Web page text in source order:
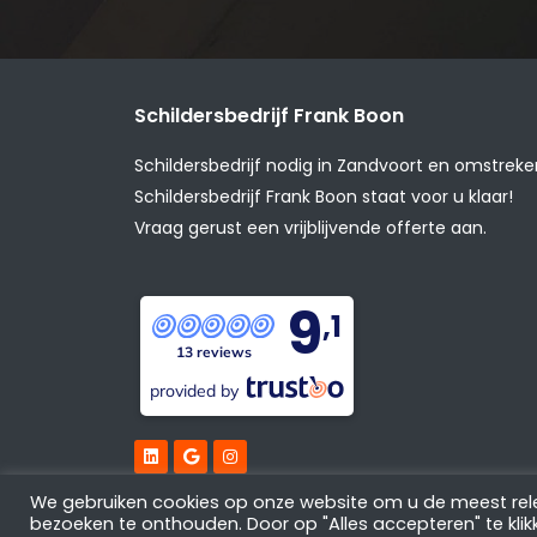
Schildersbedrijf Frank Boon
Schildersbedrijf nodig in Zandvoort en
Schildersbedrijf Frank Boon staat voor u klaar!
Vraag gerust een vrijblijvende offerte aan.
13 reviews 9,1
provided by
Schildersbedrijf Frank Boon © 2021 | Privacy
We gebruiken cookies op onze website om u de meest
bezoeken te onthouden. Door op "Alles accepteren" te